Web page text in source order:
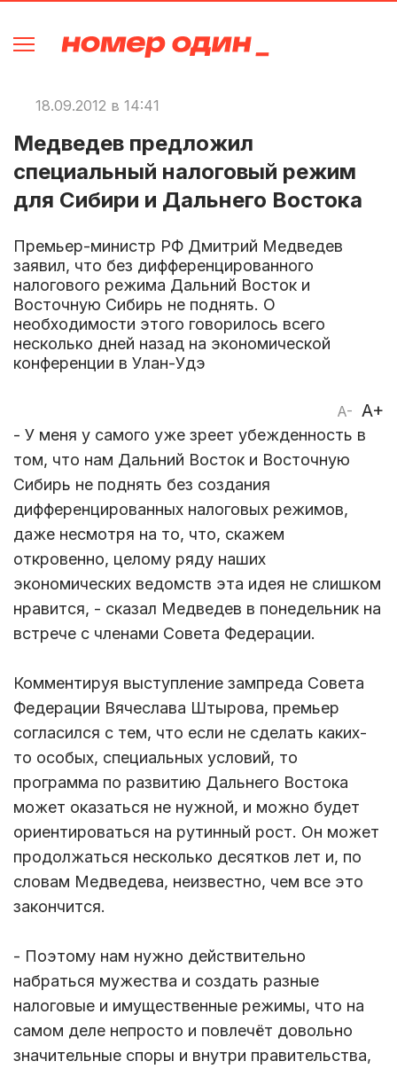
18.09.2012 в 14:41
Медведев предложил
специальный налоговый режим
для Сибири и Дальнего Востока
Премьер-министр РФ Дмитрий Медведев
заявил, что без дифференцированного
налогового режима Дальний Восток и
Восточную Сибирь не поднять. О
необходимости этого говорилось всего
несколько дней назад на экономической
конференции в Улан-Удэ
A- A+
- У меня у самого уже зреет убежденность в
том, что нам Дальний Восток и Восточную
Сибирь не поднять без создания
дифференцированных налоговых режимов,
даже несмотря на то, что, скажем
откровенно, целому ряду наших
экономических ведомств эта идея не слишком
нравится, - сказал Медведев в понедельник на
встрече с членами Совета Федерации.
Комментируя выступление зампреда Совета
Федерации Вячеслава Штырова, премьер
согласился с тем, что если не сделать каких-
то особых, специальных условий, то
программа по развитию Дальнего Востока
может оказаться не нужной, и можно будет
ориентироваться на рутинный рост. Он может
продолжаться несколько десятков лет и, по
словам Медведева, неизвестно, чем все это
закончится.
- Поэтому нам нужно действительно
набраться мужества и создать разные
налоговые и имущественные режимы, что на
самом деле непросто и повлечёт довольно
значительные споры и внутри правительства,